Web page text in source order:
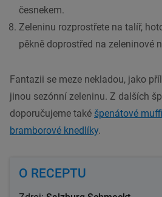
česnekem.
Zeleninu rozprostřete na talíř,
pěkně doprostřed na zeleninové
Fantazii se meze nekladou, jako
jinou sezónní zeleninu. Z dalších
doporučujeme také špenátové
bramborové knedlíky.
O RECEPTU